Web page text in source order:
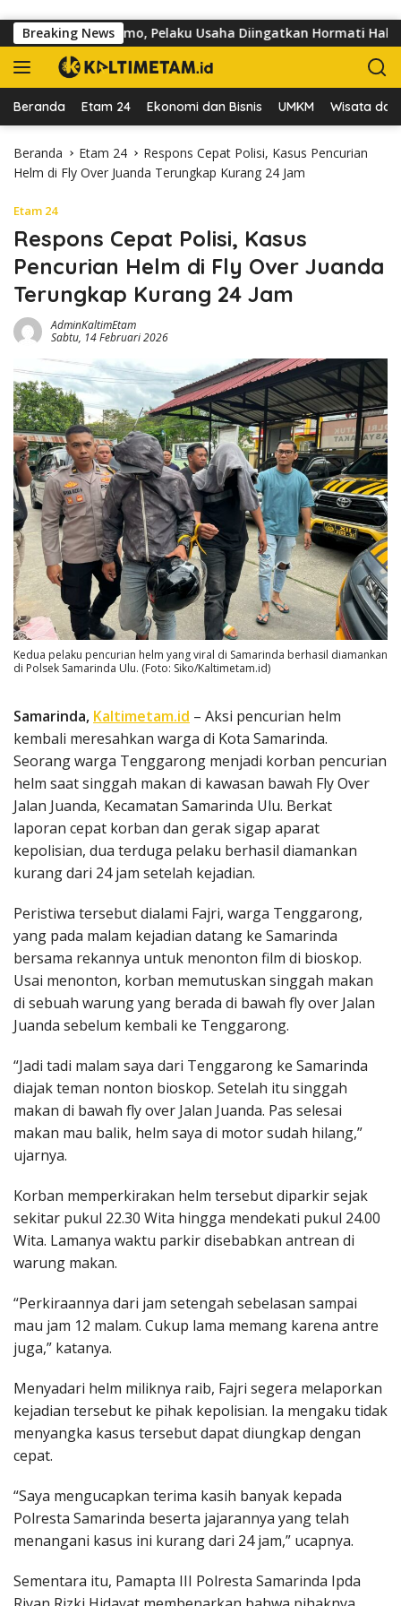
Breaking News
dr Sutomo, Pelaku Usaha Diingatkan Hormati Hak Pejalan
Beranda Etam 24 Ekonomi dan Bisnis UMKM Wisata dan
Beranda Etam 24
Respons Cepat Polisi, Kasus Pencurian
Helm di Fly Over Juanda Terungkap Kurang 24 Jam
Etam 24
Respons Cepat Polisi, Kasus
Pencurian Helm di Fly Over Juanda
Terungkap Kurang 24 Jam
AdminKaltimEtam
Sabtu, 14 Februari 2026
Kedua pelaku pencurian helm yang viral di Samarinda berhasil diamankan
di Polsek Samarinda Ulu. (Foto: Siko/Kaltimetam.id)
Samarinda, Kaltimetam.id – Aksi pencurian helm
kembali meresahkan warga di Kota Samarinda.
Seorang warga Tenggarong menjadi korban pencurian
helm saat singgah makan di kawasan bawah Fly Over
Jalan Juanda, Kecamatan Samarinda Ulu. Berkat
laporan cepat korban dan gerak sigap aparat
kepolisian, dua terduga pelaku berhasil diamankan
kurang dari 24 jam setelah kejadian.
Peristiwa tersebut dialami Fajri, warga Tenggarong,
yang pada malam kejadian datang ke Samarinda
bersama rekannya untuk menonton film di bioskop.
Usai menonton, korban memutuskan singgah makan
di sebuah warung yang berada di bawah fly over Jalan
Juanda sebelum kembali ke Tenggarong.
“Jadi tadi malam saya dari Tenggarong ke Samarinda
diajak teman nonton bioskop. Setelah itu singgah
makan di bawah fly over Jalan Juanda. Pas selesai
makan mau balik, helm saya di motor sudah hilang,”
ujarnya.
Korban memperkirakan helm tersebut diparkir sejak
sekitar pukul 22.30 Wita hingga mendekati pukul 24.00
Wita. Lamanya waktu parkir disebabkan antrean di
warung makan.
“Perkiraannya dari jam setengah sebelasan sampai
mau jam 12 malam. Cukup lama memang karena antre
juga,” katanya.
Menyadari helm miliknya raib, Fajri segera melaporkan
kejadian tersebut ke pihak kepolisian. Ia mengaku tidak
menyangka kasus tersebut dapat diungkap dengan
cepat.
“Saya mengucapkan terima kasih banyak kepada
Polresta Samarinda beserta jajarannya yang telah
menangani kasus ini kurang dari 24 jam,” ucapnya.
Sementara itu, Pamapta III Polresta Samarinda Ipda